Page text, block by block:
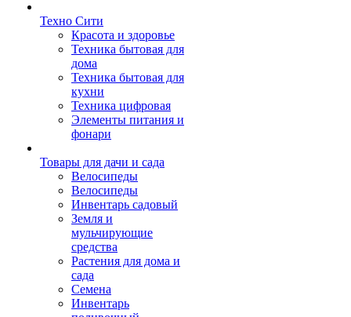
Техно Сити
Красота и здоровье
Техника бытовая для
дома
Техника бытовая для
кухни
Техника цифровая
Элементы питания и
фонари
Товары для дачи и сада
Велосипеды
Велосипеды
Инвентарь садовый
Земля и
мульчирующие
средства
Растения для дома и
сада
Семена
Инвентарь